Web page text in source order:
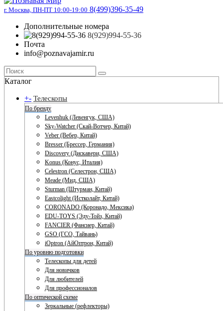
г. Москва, ПН-ПТ 10:00-19:00 8(499)396-35-49
Дополнительные номера
8(929)994-55-36
Почта
info@poznavajamir.ru
Каталог
+- Телескопы
По бренду
Levenhuk (Левенгук, США)
Sky-Watcher (Скай-Вотчер, Китай)
Veber (Вебер, Китай)
Bresser (Брессер, Германия)
Discovery (Дискавери, США)
Konus (Конус, Италия)
Celestron (Селестрон, США)
Meade (Мид, США)
Sturman (Штурман, Китай)
Eastcolight (Истколайт, Китай)
CORONADO (Коронадо, Мексика)
EDU-TOYS (Эду-Тойз, Китай)
FANCIER (Фансиер, Китай)
GSO (ГСО, Тайвань)
iOptron (АйОптрон, Китай)
По уровню подготовки
Телескопы для детей
Для новичков
Для любителей
Для профессионалов
По оптической схеме
Зеркальные (рефлекторы)